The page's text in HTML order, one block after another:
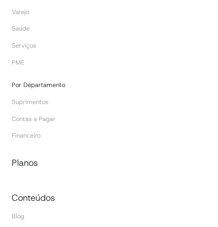
Varejo
Saúde
Serviços
PME
Por Departamento
Suprimentos
Contas a Pagar
Financeiro
Planos
Conteúdos
Blog